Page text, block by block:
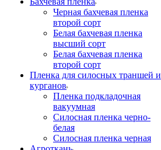
Черная бахчевая пленка
второй сорт
Белая бахчевая пленка
высший сорт
Белая бахчевая пленка
второй сорт
Пленка для силосных траншей и
курганов
Пленка подкладочная
вакуумная
Силосная пленка черно-
белая
Силосная пленка черная